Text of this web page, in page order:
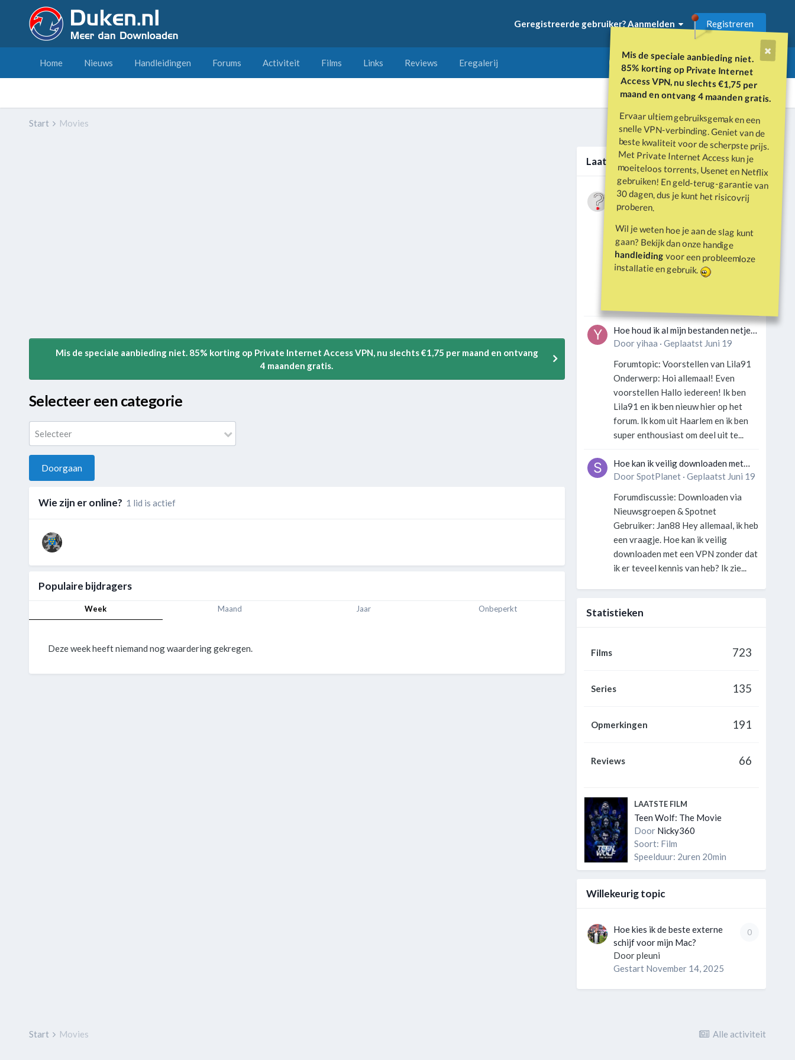
Mis de speciale aanbieding niet.
85% korting op Private Internet
Access VPN, nu slechts €1,75 per
maand en ontvang 4 maanden gratis.
Ervaar ultiem gebruiksgemak en een
snelle VPN-verbinding. Geniet van de
beste kwaliteit voor de scherpste prijs.
Met Private Internet Access kun je
moeiteloos torrents, Usenet en Netflix
gebruiken! En geld-terug-garantie van
30 dagen, dus je kunt het risicovrij
proberen.
Wil je weten hoe je aan de slag kunt
gaan? Bekijk dan onze handige
handleidingvoor een probleemloze
installatie en gebruik.
Geregistreerde gebruiker? Aanmelden Registreren
Home Nieuws Handleidingen Forums Activiteit Films Links Reviews Eregalerij
Alle activiteit
Start Movies
Mis de speciale aanbieding niet. 85% korting op Private Internet Access VPN, nu slechts €1,75 per maand en ontvang
4 maanden gratis.
Selecteer een categorie
Selecteer
Doorgaan
Wie zijn er online? 1 lid is actief
Populaire bijdragers
Week Maand Jaar Onbeperkt
Deze week heeft niemand nog waardering gekregen.
Laatste berichten
Wat is er gebeurd met Davey Hearn
en de vandalisatie van het
Washington Reflecting Pool?
DoorVraagbaak
Forumdiscussie: Davey Hearn:
Former Olympian Denies Vandalising
Washington Reflecting Pool
Gebruiker: SportFan123 Hey
Hoe houd ik al mijn bestanden netjes
georganiseerd zonder gek te
Dooryihaa · Geplaatst Juni 19
Forumtopic: Voorstellen van Lila91
Onderwerp: Hoi allemaal! Even
voorstellen Hallo iedereen! Ik ben
Lila91 en ik ben nieuw hier op het
forum. Ik kom uit Haarlem en ik ben
super enthousiast om deel uit te...
Hoe kan ik veilig downloaden met
een VPN zonder technische kennis?
DoorSpotPlanet· Geplaatst Juni 19
Forumdiscussie: Downloaden via
Nieuwsgroepen & Spotnet
Gebruiker: Jan88 Hey allemaal, ik heb
een vraagje. Hoe kan ik veilig
downloaden met een VPN zonder dat
ik er teveel kennis van heb? Ik zie...
Statistieken
Films 723
Series 135
Opmerkingen 191
Reviews 66
LAATSTE FILM
Teen Wolf: The Movie
Door Nicky360
Soort: Film
Speelduur: 2uren 20min
Willekeurig topic
0
Hoe kies ik de beste externe
schijf voor mijn Mac?
Doorpleuni
Gestart November 14, 2025
Alle activiteit
Start Movies